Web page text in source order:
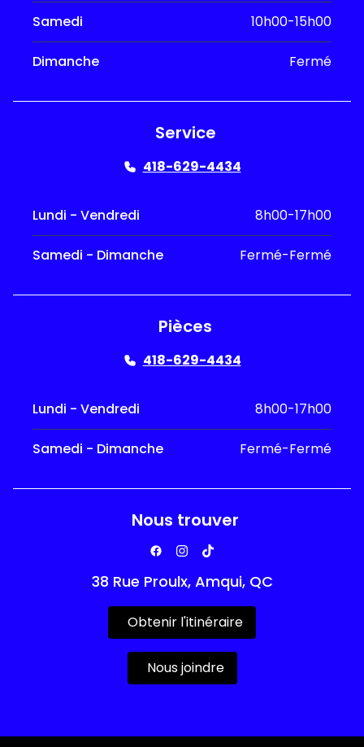
Samedi 10h00-15h00
Dimanche Fermé
Service
418-629-4434
Lundi - Vendredi 8h00-17h00
Samedi - Dimanche Fermé-Fermé
Pièces
418-629-4434
Lundi - Vendredi 8h00-17h00
Samedi - Dimanche Fermé-Fermé
Nous trouver
38 Rue Proulx, Amqui, QC
Obtenir l'itinéraire
Nous joindre